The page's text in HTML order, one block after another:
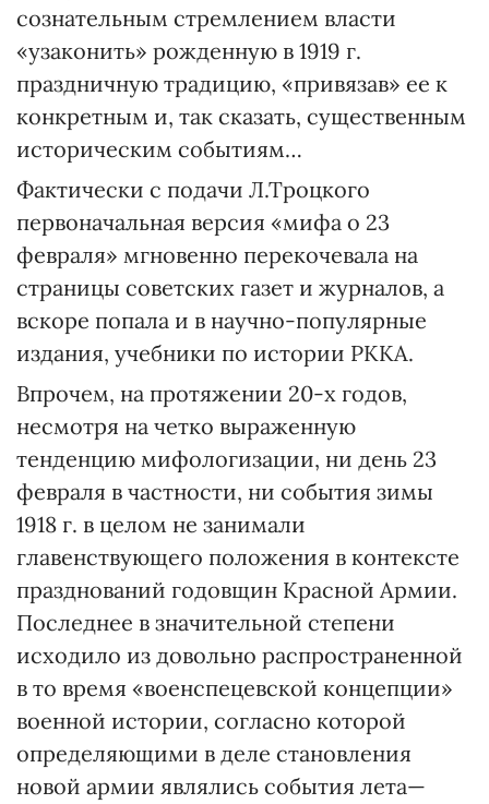
сознательным стремлением власти
«узаконить» рожденную в 1919 г.
праздничную традицию, «привязав» ее к
конкретным и, так сказать, существенным
историческим событиям…
Фактически с подачи Л.Троцкого
первоначальная версия «мифа о 23
февраля» мгновенно перекочевала на
страницы советских газет и журналов, а
вскоре попала и в научно-популярные
издания, учебники по истории РККА.
Впрочем, на протяжении 20-х годов,
несмотря на четко выраженную
тенденцию мифологизации, ни день 23
февраля в частности, ни события зимы
1918 г. в целом не занимали
главенствующего положения в контексте
празднований годовщин Красной Армии.
Последнее в значительной степени
исходило из довольно распространенной
в то время «военспецевской концепции»
военной истории, согласно которой
определяющими в деле становления
новой армии являлись события лета—